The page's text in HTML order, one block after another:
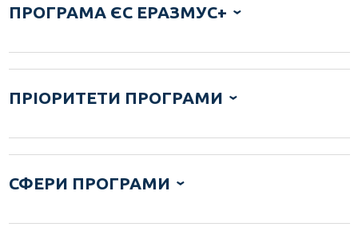
ПРОГРАМА ЄС ЕРАЗМУС+
ПРІОРИТЕТИ ПРОГРАМИ
СФЕРИ ПРОГРАМИ